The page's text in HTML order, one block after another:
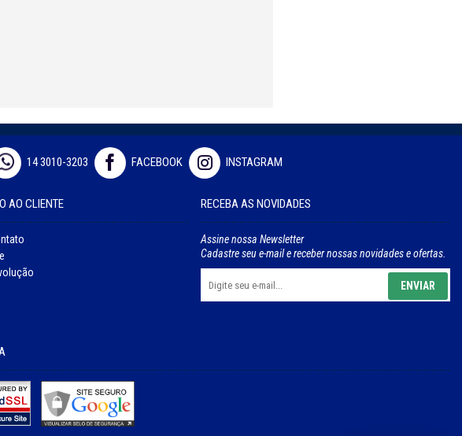
14 3010-3203 FACEBOOK INSTAGRAM
AO CLIENTE RECEBA AS NOVIDADES
Assine nossa Newsletter
Cadastre seu e-mail e receber nossas novidades e ofertas.
ENVIAR